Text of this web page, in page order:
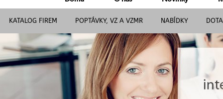
KATALOG FIREM POPTÁVKY, VZ A VZMR NABÍDKY